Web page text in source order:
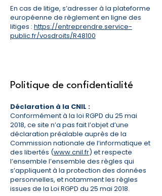
En cas de litige, s’adresser à la plateforme
européenne de règlement en ligne des
litiges : https://entreprendre.service-
public.fr/vosdroits/R48100
Politique de confidentialité
Déclaration à la CNIL :
Conformément à la loi RGPD du 25 mai
2018, ce site n’a pas fait l’objet d’une
déclaration préalable auprès de la
Commission nationale de l’informatique et
des libertés (www.cnil.fr) et respecte
l’ensemble l’ensemble des règles qui
s’appliquent à la protection des données
personnelles, et notamment les règles
issues de la Loi RGPD du 25 mai 2018.